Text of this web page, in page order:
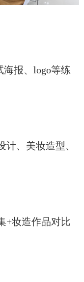
海报、logo等练
、美妆造型、
+妆造作品对比